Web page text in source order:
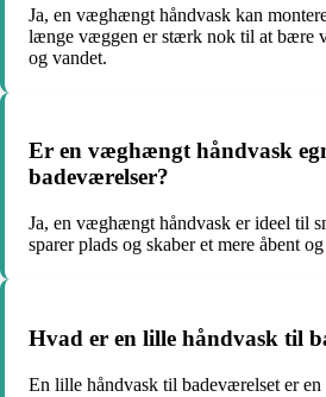
Ja, en væghængt håndvask kan
længe væggen er stærk nok til at bære
og vandet.
Er en væghængt håndvask
badeværelser?
Ja, en væghængt håndvask er ideel til
sparer plads og skaber et mere åbent
Hvad er en lille håndvask til
En lille håndvask til badeværelset er